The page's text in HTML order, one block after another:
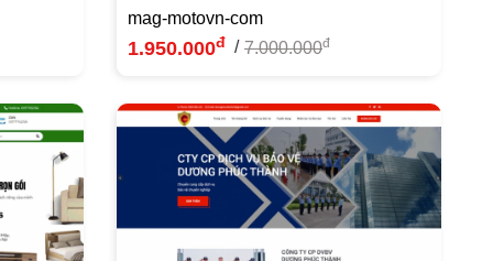
mag-motovn-com
1.950.000đ / 7.000.000đ